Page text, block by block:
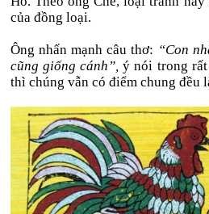
của đồng loại.
Ông nhấn mạnh câu thơ: “Con
cũng giống cánh”,ý nói trong
thì chúng vẫn có điểm chung đều